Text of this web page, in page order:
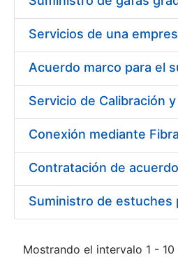
Mostrando el intervalo 1 -